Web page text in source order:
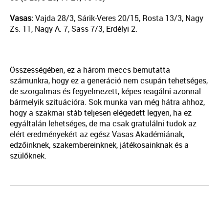
Vasas:Vajda 28/3, Sárik-Veres 20/15, Rosta 13/3, Nagy
Zs. 11, Nagy A. 7, Sass 7/3, Erdélyi 2.
Összességében, ez a három meccs bemutatta
számunkra, hogy ez a generáció nem csupán tehetséges,
de szorgalmas és fegyelmezett, képes reagálni azonnal
bármelyik szituációra. Sok munka van még hátra ahhoz,
hogy a szakmai stáb teljesen elégedett legyen, ha ez
egyáltalán lehetséges, de ma csak gratulálni tudok az
elért eredményekért az egész Vasas Akadémiának,
edzőinknek, szakembereinknek, játékosainknak és a
szülőknek.